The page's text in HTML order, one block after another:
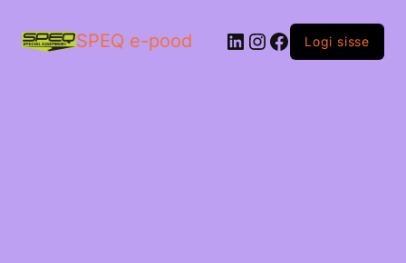
SPEQ e-pood LinkedIn
Instagram
Facebook
Logi sisse